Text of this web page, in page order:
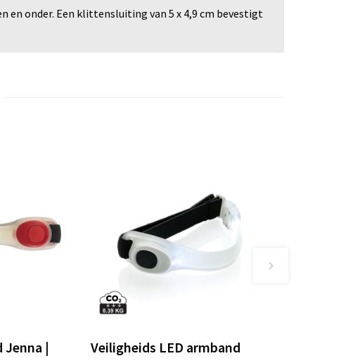
en onder. Een klittensluiting van 5 x 4,9 cm bevestigt
Jenna |
Veiligheids LED armband